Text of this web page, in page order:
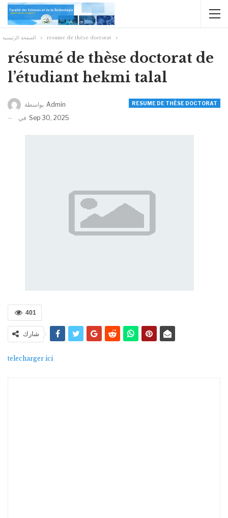
الصفحة الرئيسية resume de thèse doctorat
résumé de thèse doctorat de
l’étudiant hekmi talal
RESUME DE THÈSE DOCTORAT
Admin
Sep 30, 2025
401
شارك
telecharger ici